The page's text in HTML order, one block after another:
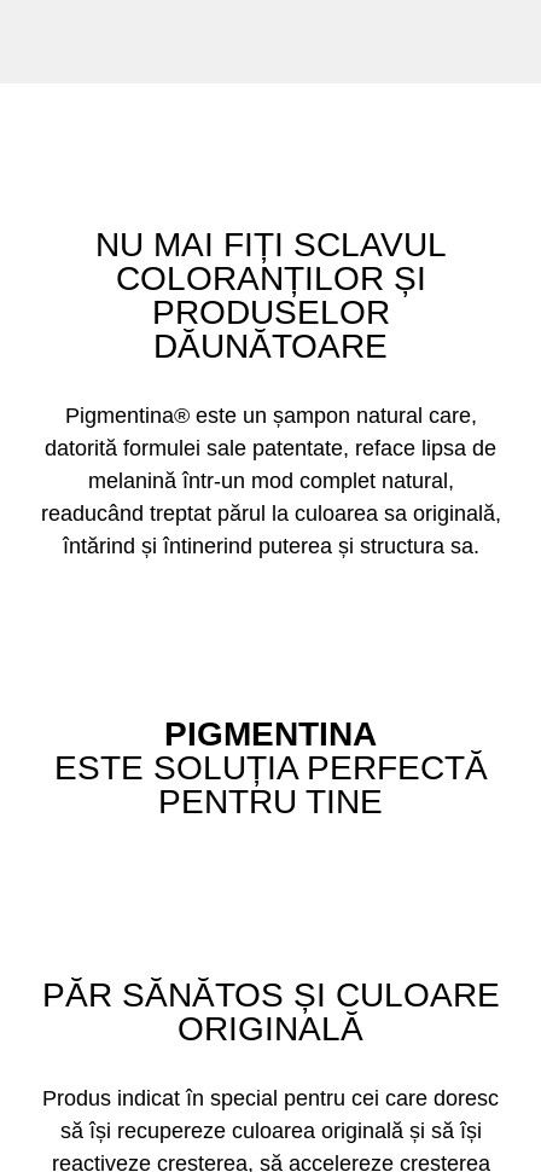
NU MAI FIȚI SCLAVUL
COLORANȚILOR ȘI
PRODUSELOR
DĂUNĂTOARE
Pigmentina® este un șampon natural care,
datorită formulei sale patentate, reface lipsa de
melanină într-un mod complet natural,
readucând treptat părul la culoarea sa originală,
întărind și întinerind puterea și structura sa.
PIGMENTINA
ESTE SOLUȚIA PERFECTĂ
PENTRU TINE
PĂR SĂNĂTOS ȘI CULOARE
ORIGINALĂ
Produs indicat în special pentru cei care doresc
să își recupereze culoarea originală și să își
reactiveze creșterea, să accelereze creșterea